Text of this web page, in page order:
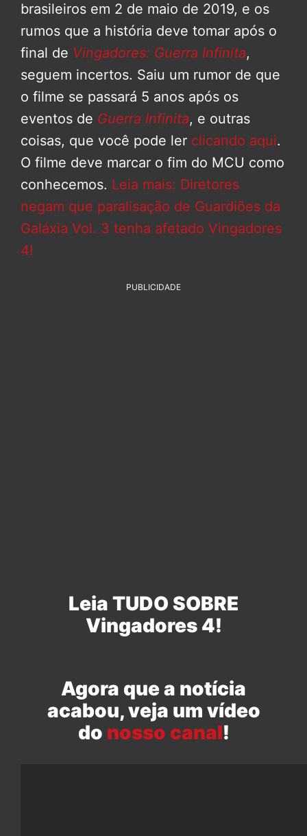
brasileiros em 2 de maio de 2019, e os
rumos que a história deve tomar após o
final de Vingadores: Guerra Infinita,
seguem incertos. Saiu um rumor de que
o filme se passará 5 anos após os
eventos de Guerra Infinita, e outras
coisas, que você pode ler clicando aqui.
O filme deve marcar o fim do MCU como
conhecemos. Leia mais: Diretores
negam que paralisação de Guardiões da
Galáxia Vol. 3 tenha afetado Vingadores
4!
PUBLICIDADE
Leia TUDO SOBRE
Vingadores 4!
Agora que a notícia
acabou, veja um vídeo
do nosso canal!